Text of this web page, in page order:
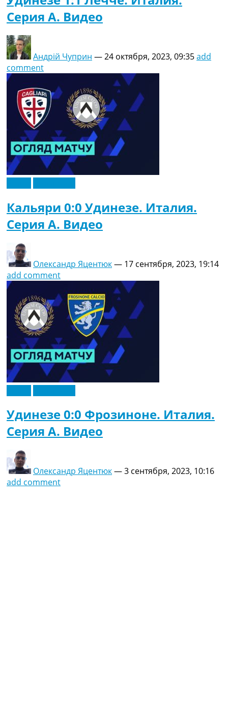
Серия A. Видео
Андрій Чуприн —24 октября, 2023, 09:35add
comment
Кальяри 0:0 Удинезе. Италия.
Серия A. Видео
Олександр Яцентюк— 17 сентября, 2023, 19:14
add comment
Удинезе 0:0 Фрозиноне. Италия.
Серия A. Видео
Олександр Яцентюк—3 сентября, 2023, 10:16
add comment